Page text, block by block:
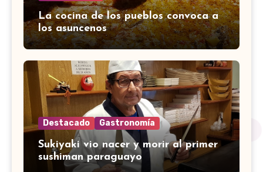
La cocina de los pueblos convoca a
los asuncenos
Destacado Gastronomía
Sukiyaki vio nacer y morir al primer
sushiman paraguayo